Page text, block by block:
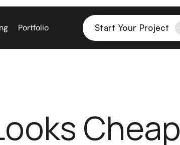
Portfolio Start Your Project
Cheap